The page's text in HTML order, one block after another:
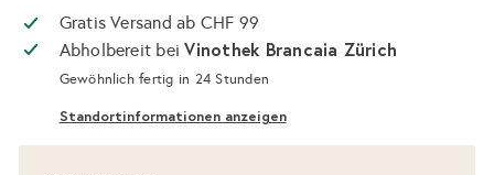
Gratis Versand ab CHF 99
Abholbereit beiVinothek Brancaia Zürich
Gewöhnlich fertig in 24 Stunden
Standortinformationen anzeigen